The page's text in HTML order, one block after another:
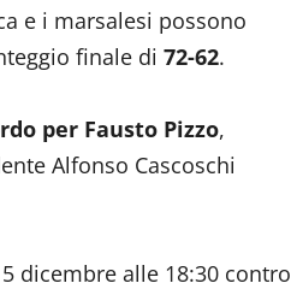
e i marsalesi possono
finale di 72-62.
per Fausto Pizzo,
Alfonso Cascoschi
dicembre alle 18:30 contro